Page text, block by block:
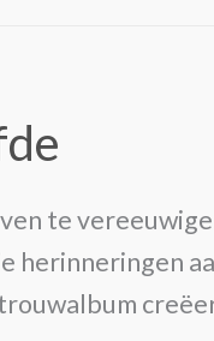
te
herinneringen